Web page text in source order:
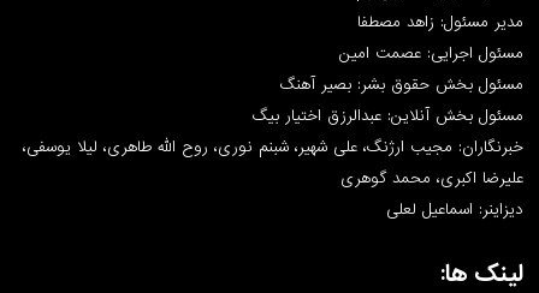
مدیر مسئول: زاهد مصطفا
مسئول اجرایی: عصمت امین
مسئول بخش حقوق بشر: بصیر آهنگ
مسئول بخش آنلاین: عبدالرزق اختیار بیگ
خبرنگاران: مجیب ارژنگ، علی شهیر، شبنم نوری، روح الله طاهری، لیلا یوسفی،
علیرضا اکبری، محمد گوهری
دیزاینر: اسماعیل لعلی
لینک ها: